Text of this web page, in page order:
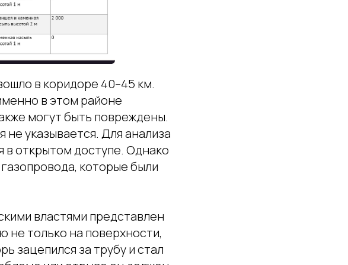
в коридоре 40–45 км.
в этом районе
могут быть повреждены.
указывается. Для анализа
в открытом доступе. Однако
которые были
властями представлен
не только на поверхности,
зацепился за трубу и стал